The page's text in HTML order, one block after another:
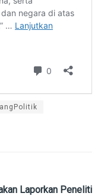
Laporkan Peneliti